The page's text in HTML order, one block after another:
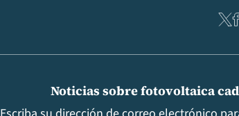
Noticias sobre fotovoltaica